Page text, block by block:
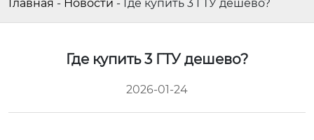
Главная - Новости - Где купить 3 ГТУ дешево?
Где купить 3 ГТУ дешево?
2026-01-24